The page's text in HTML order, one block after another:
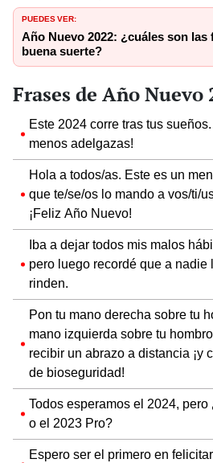
PUEDES VER:
Año Nuevo 2022: ¿cuáles son las
buena suerte?
Frases de Año Nuevo
Este 2024 corre tras tus
menos adelgazas!
Hola a todos/as. Este es un
que te/se/os lo mando a vos/ti/
¡Feliz Año Nuevo!
Iba a dejar todos mis malos
pero luego recordé que a nadie
rinden.
Pon tu mano derecha sobre tu
mano izquierda sobre tu
recibir un abrazo a distancia ¡y
de bioseguridad!
Todos esperamos el 2024,
o el 2023 Pro?
Espero ser el primero en